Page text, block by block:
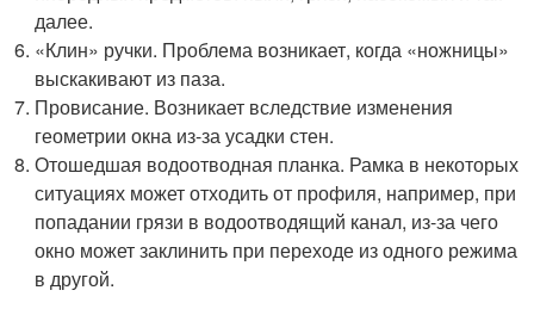
далее.
«Клин» ручки. Проблема возникает, когда «ножницы»
выскакивают из паза.
Провисание. Возникает вследствие изменения
геометрии окна из-за усадки стен.
Отошедшая водоотводная планка. Рамка в некоторых
ситуациях может отходить от профиля, например, при
попадании грязи в водоотводящий канал, из-за чего
окно может заклинить при переходе из одного режима
в другой.